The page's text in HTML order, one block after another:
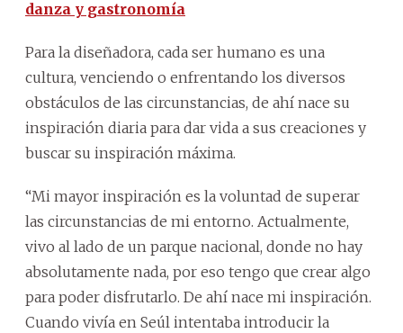
danza y gastronomía
Para la diseñadora, cada ser humano es una
cultura, venciendo o enfrentando los diversos
obstáculos de las circunstancias, de ahí nace su
inspiración diaria para dar vida a sus creaciones y
buscar su inspiración máxima.
“Mi mayor inspiración es la voluntad de superar
las circunstancias de mi entorno. Actualmente,
vivo al lado de un parque nacional, donde no hay
absolutamente nada, por eso tengo que crear algo
para poder disfrutarlo. De ahí nace mi inspiración.
Cuando vivía en Seúl intentaba introducir la